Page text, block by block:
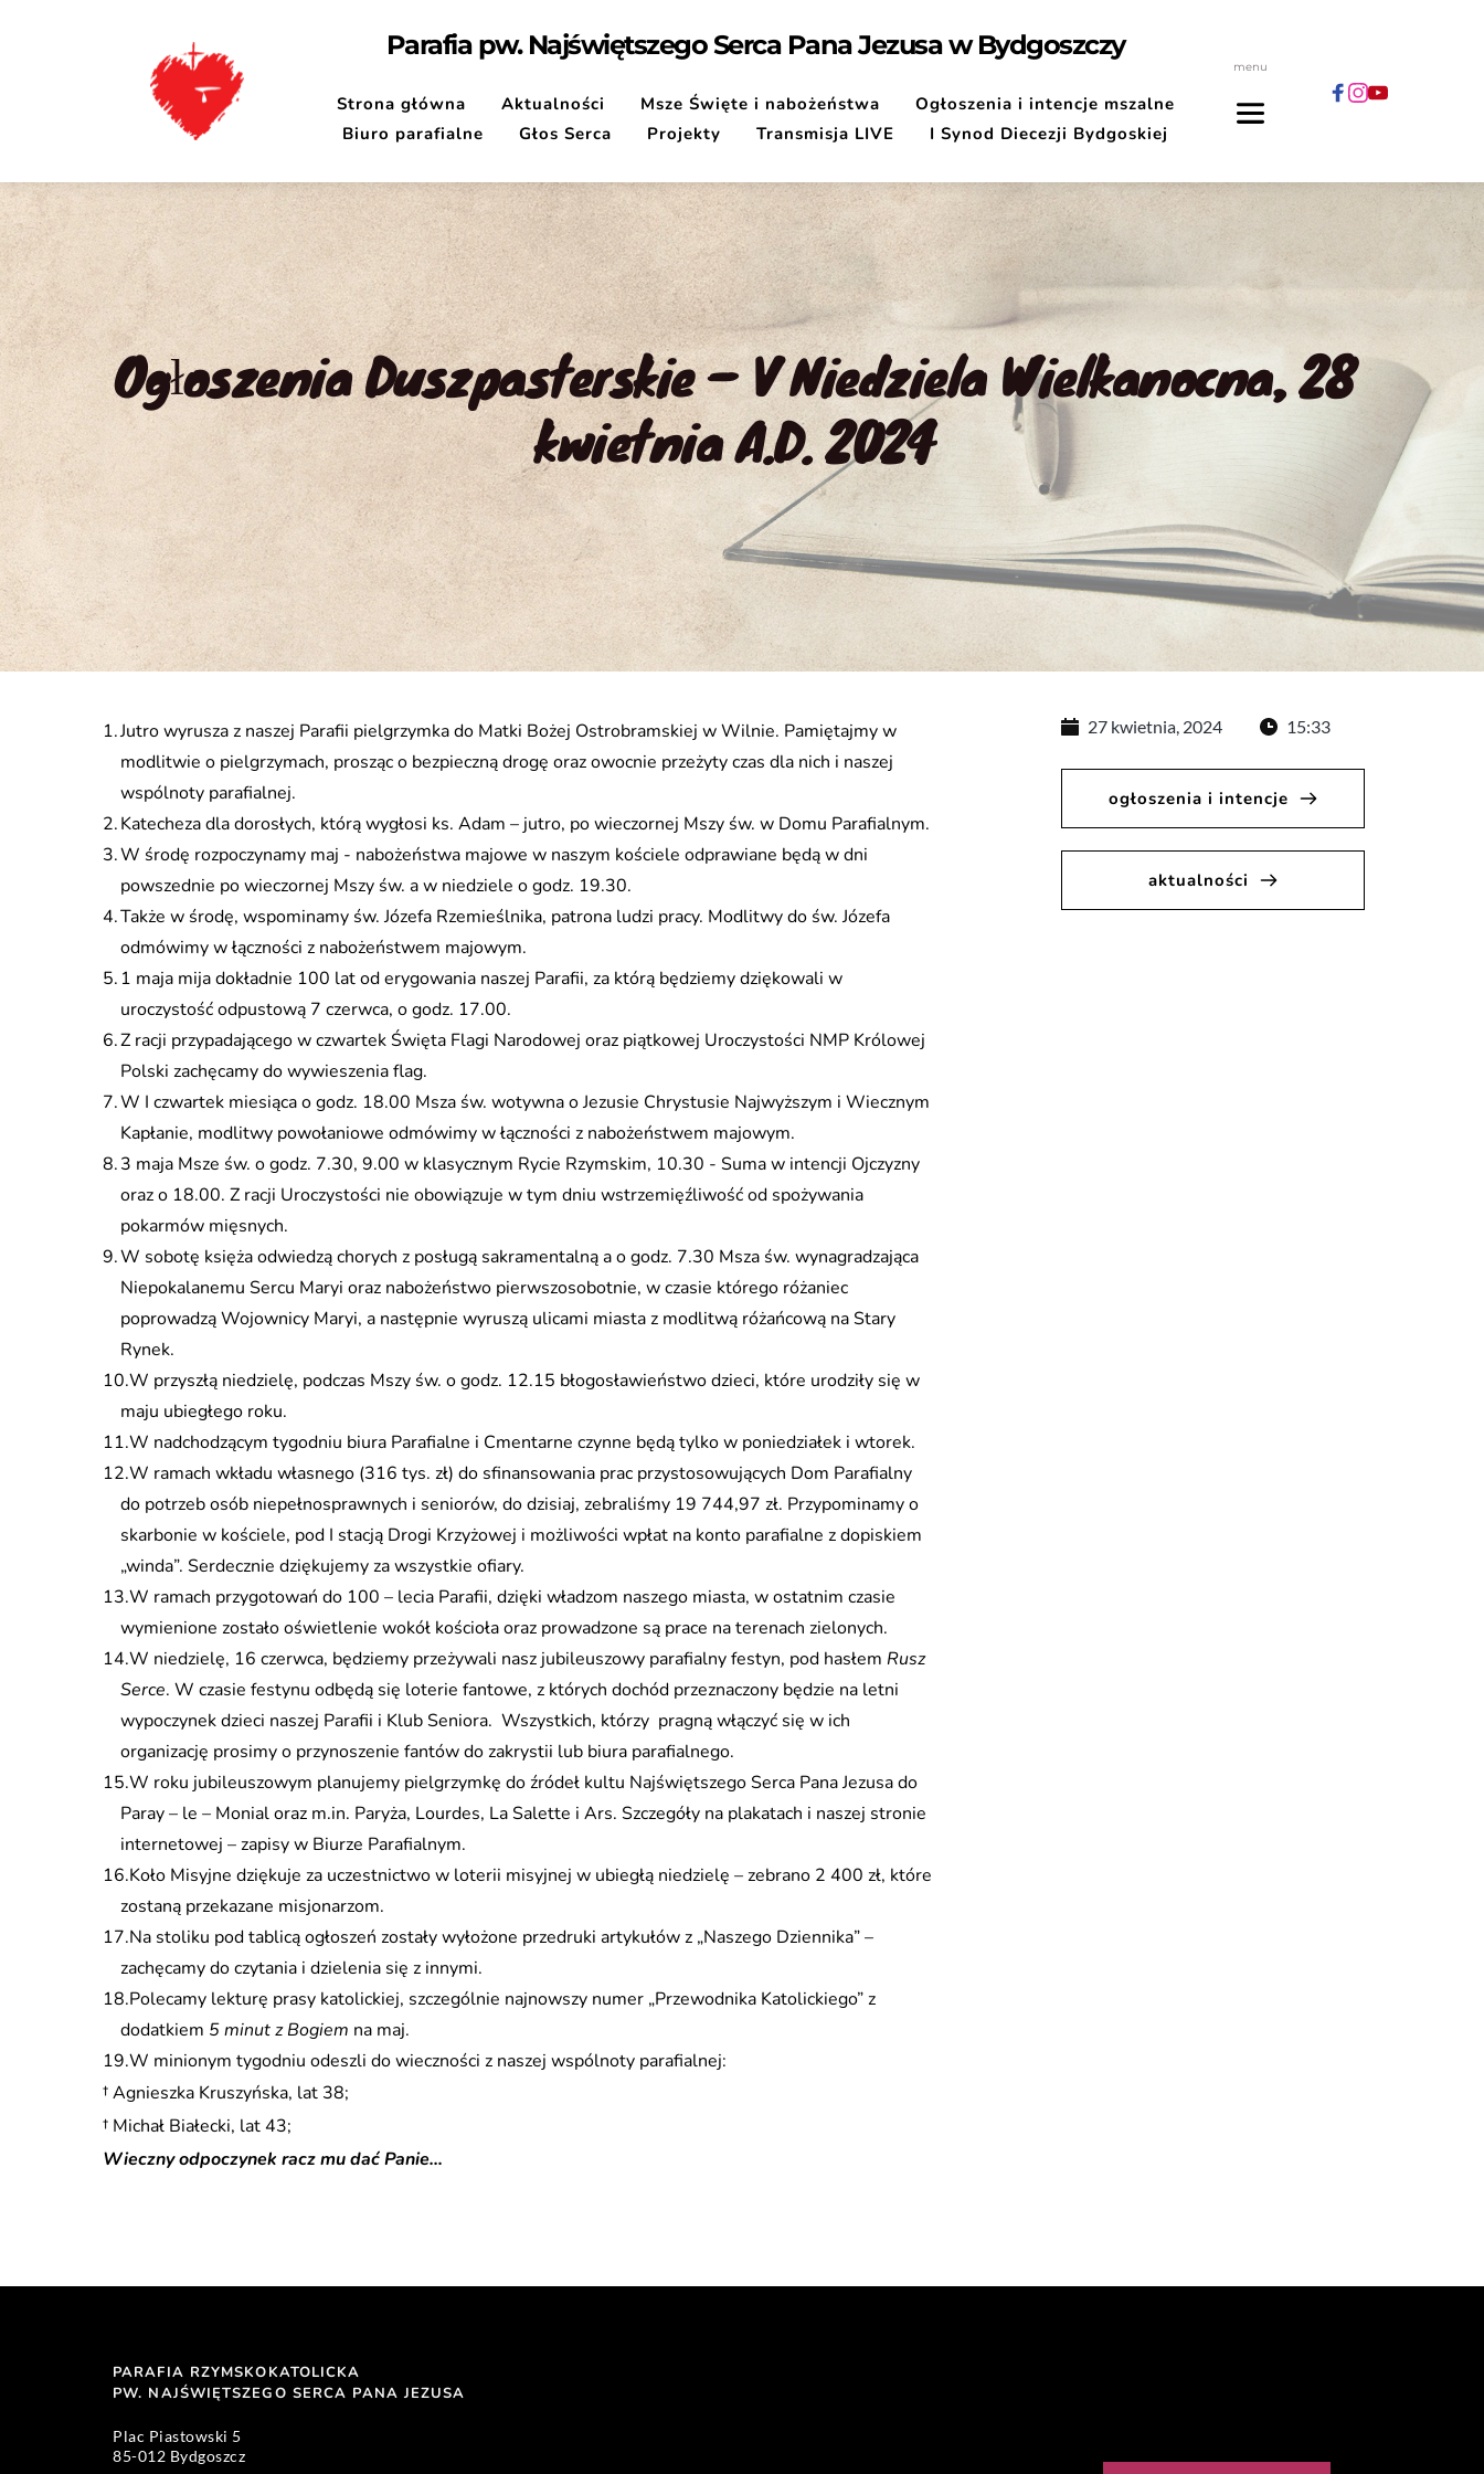
Parafia pw. Najświętszego Serca Pana Jezusa w Bydgoszczy
Strona główna Aktualności Msze Święte i nabożeństwa
Ogłoszenia i intencje mszalne
Biuro parafialne
Głos Serca Projekty Transmisja LIVE I Synod Diecezji Bydgoskiej
menu
Ogłoszenia Duszpasterskie – V Niedziela Wielkanocna, 28
kwietnia A.D. 2024
Jutro wyrusza z naszej Parafii pielgrzymka do Matki Bożej Ostrobramskiej w Wilnie. Pamiętajmy w
modlitwie o pielgrzymach, prosząc o bezpieczną drogę oraz owocnie przeżyty czas dla nich i naszej
wspólnoty parafialnej.
Katecheza dla dorosłych, którą wygłosi ks. Adam – jutro, po wieczornej Mszy św. w Domu Parafialnym.
W środę rozpoczynamy maj - nabożeństwa majowe w naszym kościele odprawiane będą w dni
powszednie po wieczornej Mszy św. a w niedziele o godz. 19.30.
Także w środę, wspominamy św. Józefa Rzemieślnika, patrona ludzi pracy. Modlitwy do św. Józefa
odmówimy w łączności z nabożeństwem majowym.
1 maja mija dokładnie 100 lat od erygowania naszej Parafii, za którą będziemy dziękowali w
uroczystość odpustową 7 czerwca, o godz. 17.00.
Z racji przypadającego w czwartek Święta Flagi Narodowej oraz piątkowej Uroczystości NMP Królowej
Polski zachęcamy do wywieszenia flag.
W I czwartek miesiąca o godz. 18.00 Msza św. wotywna o Jezusie Chrystusie Najwyższym i Wiecznym
Kapłanie, modlitwy powołaniowe odmówimy w łączności z nabożeństwem majowym.
3 maja Msze św. o godz. 7.30, 9.00 w klasycznym Rycie Rzymskim, 10.30 - Suma w intencji Ojczyzny
oraz o 18.00. Z racji Uroczystości nie obowiązuje w tym dniu wstrzemięźliwość od spożywania
pokarmów mięsnych.
W sobotę księża odwiedzą chorych z posługą sakramentalną a o godz. 7.30 Msza św. wynagradzająca
Niepokalanemu Sercu Maryi oraz nabożeństwo pierwszosobotnie, w czasie którego różaniec
poprowadzą Wojownicy Maryi, a następnie wyruszą ulicami miasta z modlitwą różańcową na Stary
Rynek.
W przyszłą niedzielę, podczas Mszy św. o godz. 12.15 błogosławieństwo dzieci, które urodziły się w
maju ubiegłego roku.
W nadchodzącym tygodniu biura Parafialne i Cmentarne czynne będą tylko w poniedziałek i wtorek.
W ramach wkładu własnego (316 tys. zł) do sfinansowania prac przystosowujących Dom Parafialny
do potrzeb osób niepełnosprawnych i seniorów, do dzisiaj, zebraliśmy 19 744,97 zł. Przypominamy o
skarbonie w kościele, pod I stacją Drogi Krzyżowej i możliwości wpłat na konto parafialne z dopiskiem
„winda”. Serdecznie dziękujemy za wszystkie ofiary.
W ramach przygotowań do 100 – lecia Parafii, dzięki władzom naszego miasta, w ostatnim czasie
wymienione zostało oświetlenie wokół kościoła oraz prowadzone są prace na terenach zielonych.
W niedzielę, 16 czerwca, będziemy przeżywali nasz jubileuszowy parafialny festyn, pod hasłem Rusz
Serce. W czasie festynu odbędą się loterie fantowe, z których dochód przeznaczony będzie na letni
wypoczynek dzieci naszej Parafii i Klub Seniora. Wszystkich, którzy pragną włączyć się w ich
organizację prosimy o przynoszenie fantów do zakrystii lub biura parafialnego.
W roku jubileuszowym planujemy pielgrzymkę do źródeł kultu Najświętszego Serca Pana Jezusa do
Paray – le – Monial oraz m.in. Paryża, Lourdes, La Salette i Ars. Szczegóły na plakatach i naszej stronie
internetowej – zapisy w Biurze Parafialnym.
Koło Misyjne dziękuje za uczestnictwo w loterii misyjnej w ubiegłą niedzielę – zebrano 2 400 zł, które
zostaną przekazane misjonarzom.
Na stoliku pod tablicą ogłoszeń zostały wyłożone przedruki artykułów z „Naszego Dziennika” –
zachęcamy do czytania i dzielenia się z innymi.
Polecamy lekturę prasy katolickiej, szczególnie najnowszy numer „Przewodnika Katolickiego” z
dodatkiem 5 minut z Bogiem na maj.
W minionym tygodniu odeszli do wieczności z naszej wspólnoty parafialnej:
† Agnieszka Kruszyńska, lat 38;
† Michał Białecki, lat 43;
Wieczny odpoczynek racz mu dać Panie…
27 kwietnia, 2024 15:33
ogłoszenia i intencje
aktualności
PARAFIA RZYMSKOKATOLICKA
PW. NAJŚWIĘTSZEGO SERCA PANA JEZUSA
Plac Piastowski 5
85-012 Bydgoszcz